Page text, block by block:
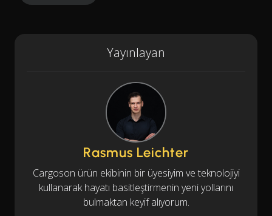
Yayınlayan
Rasmus Leichter
Cargoson ürün ekibinin bir üyesiyim ve teknolojiyi
kullanarak hayatı basitleştirmenin yeni yollarını
bulmaktan keyif alıyorum.